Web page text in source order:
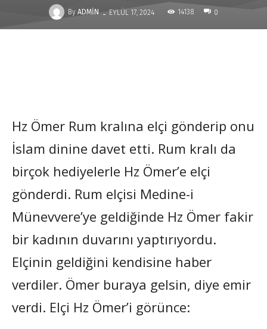
By ADMIN - EYLÜL 17, 2024 14138 0
Hz Ömer Rum kralına elçi gönderip onu
İslam dinine davet etti. Rum kralı da
birçok hediyelerle Hz Ömer’e elçi
gönderdi. Rum elçisi Medine-i
Münevvere’ye geldiğinde Hz Ömer fakir
bir kadının duvarını yaptırıyordu.
Elçinin geldiğini kendisine haber
verdiler. Ömer buraya gelsin, diye emir
verdi. Elçi Hz Ömer’i görünce: